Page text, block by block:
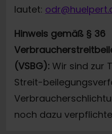
lautet:
Hinweis gemäß § 36
(VSBG): Wir sind zur
Streit-
noch dazu